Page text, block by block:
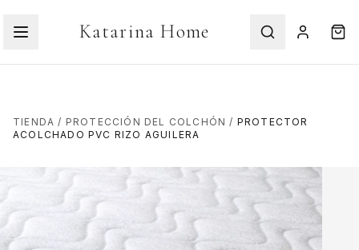
Katarina Home
TIENDA / PROTECCIÓN DEL COLCHÓN / PROTECTOR
ACOLCHADO PVC RIZO AGUILERA